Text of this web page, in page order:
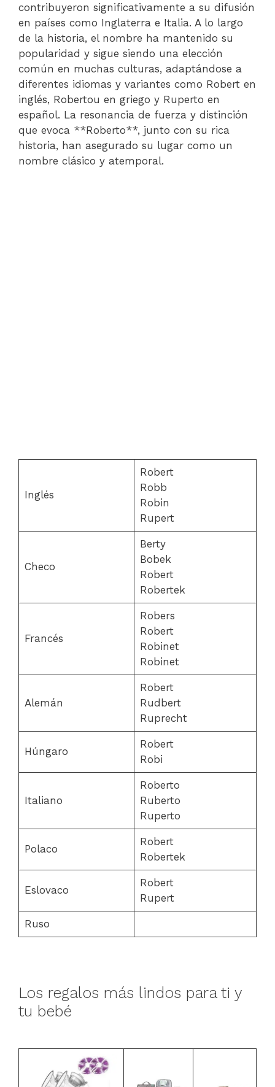
contribuyeron significativamente a su difusión
en países como Inglaterra e Italia. A lo largo
de la historia, el nombre ha mantenido su
popularidad y sigue siendo una elección
común en muchas culturas, adaptándose a
diferentes idiomas y variantes como Robert en
inglés, Robertou en griego y Ruperto en
español. La resonancia de fuerza y distinción
que evoca **Roberto**, junto con su rica
historia, han asegurado su lugar como un
nombre clásico y atemporal.
Inglés
Robert
Robb
Robin
Rupert
Checo
Berty
Bobek
Robert
Robertek
Francés
Robers
Robert
Robinet
Robinet
Alemán
Robert
Rudbert
Ruprecht
Húngaro
Robert
Robi
Italiano
Roberto
Ruberto
Ruperto
Polaco
Robert
Robertek
Eslovaco
Robert
Rupert
Ruso
Los regalos más lindos para ti y
tu bebé